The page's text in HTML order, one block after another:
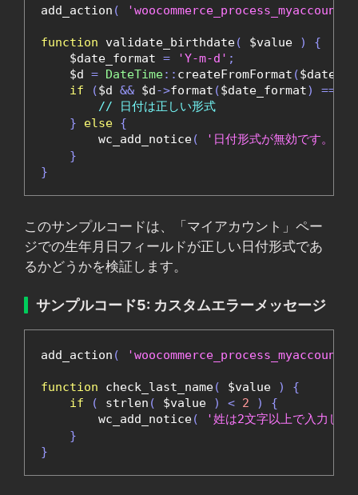
add_action (
function validate_birthdate( $value )
{
    $date_format
= 'Y-m-d' ;
    $d
= DateTime:: createFromFormat (
if
($d && $d->format ($date_format) ===
// 日付は正しい形式
}
else {
        wc_add_notice
(
'日付形式が無効です。
}
}
このサンプルコードは、「マイアカウント」ペー
ジでの生年月日フィールドが正しい日付形式であ
るかどうかを検証します。
サンプルコード5: カスタムエラーメッセージ
add_action (
function check_last_name( $value )
{
if
( strlen ( $value ) < 2 )
{
        wc_add_notice
(
'姓は2文字以上で入力し
}
}